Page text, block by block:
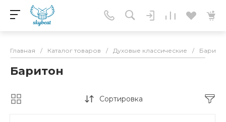
Главная / Каталог товаров / Духовые классические /
Баритон
Сортировка